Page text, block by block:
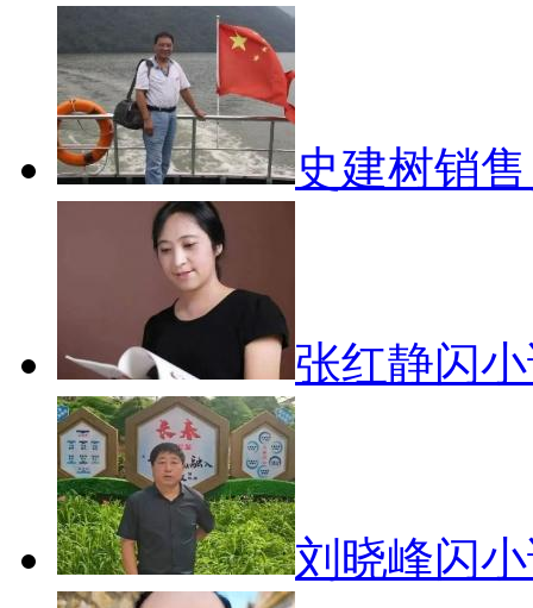
史建树销
张红静闪
刘晓峰闪